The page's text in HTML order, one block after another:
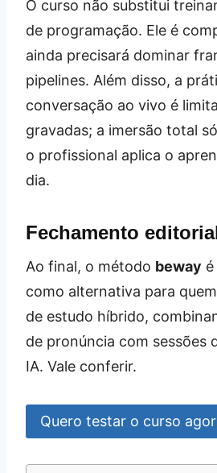
O curso não substitui
de programação. Ele é
ainda precisará dominar
pipelines. Além disso, a
conversação ao vivo é
gravadas; a imersão total
o profissional aplica o
dia.
Fechamento
Ao final, o método beway
como alternativa para
de estudo híbrido,
de pronúncia com sessões
IA. Vale conferir.
Quero testar o curso